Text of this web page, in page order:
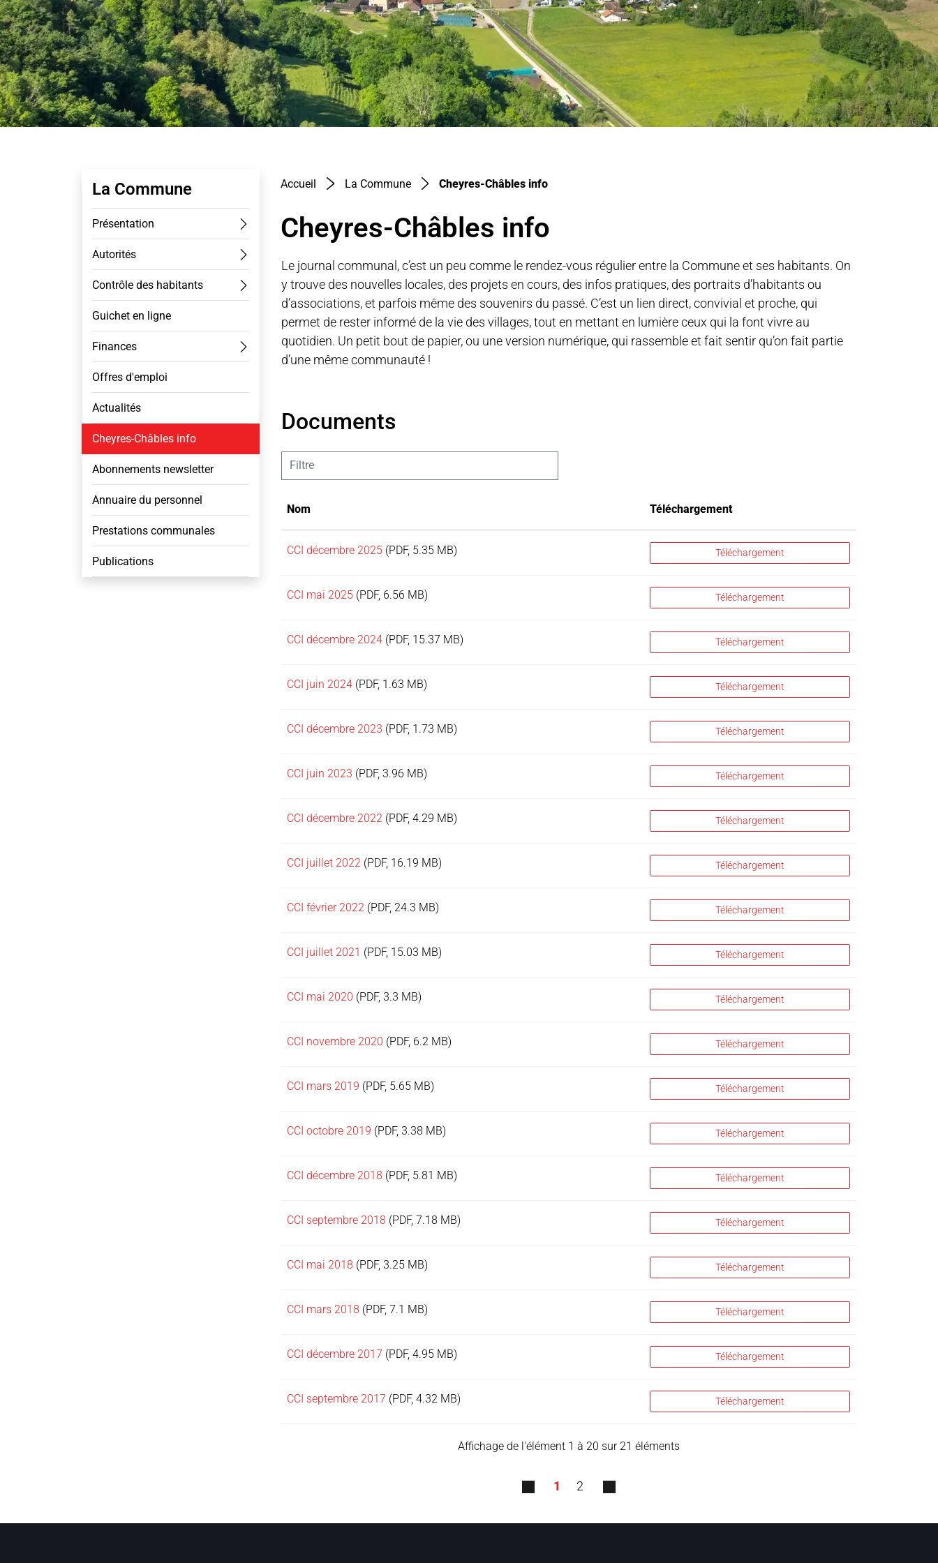
Accueil La Commune Cheyres-Châbles info(sélectionné)
Sous-navigation
La Commune
Présentation
Autorités
Contrôle des habitants
Guichet en ligne
Finances
Offres d'emploi
Actualités
Cheyres-Châbles info
Abonnements newsletter
Annuaire du personnel
Prestations communales
Publications
Cheyres-Châbles info
Le journal communal, c’est un peu comme le rendez-vous régulier entre la Commune et ses habitants. On
y trouve des nouvelles locales, des projets en cours, des infos pratiques, des portraits d’habitants ou
d’associations, et parfois même des souvenirs du passé. C’est un lien direct, convivial et proche, qui
permet de rester informé de la vie des villages, tout en mettant en lumière ceux qui la font vivre au
quotidien. Un petit bout de papier, ou une version numérique, qui rassemble et fait sentir qu’on fait partie
d’une même communauté !
Documents
Filtre
Nom Téléchargement
CCI décembre 2025 (PDF, 5.35 MB) Téléchargement
CCI mai 2025 (PDF, 6.56 MB) Téléchargement
CCI décembre 2024 (PDF, 15.37 MB) Téléchargement
CCI juin 2024 (PDF, 1.63 MB) Téléchargement
CCI décembre 2023 (PDF, 1.73 MB) Téléchargement
CCI juin 2023 (PDF, 3.96 MB) Téléchargement
CCI décembre 2022 (PDF, 4.29 MB) Téléchargement
CCI juillet 2022 (PDF, 16.19 MB) Téléchargement
CCI février 2022 (PDF, 24.3 MB) Téléchargement
CCI juillet 2021 (PDF, 15.03 MB) Téléchargement
CCI mai 2020 (PDF, 3.3 MB) Téléchargement
CCI novembre 2020 (PDF, 6.2 MB) Téléchargement
CCI mars 2019 (PDF, 5.65 MB) Téléchargement
CCI octobre 2019 (PDF, 3.38 MB) Téléchargement
CCI décembre 2018 (PDF, 5.81 MB) Téléchargement
CCI septembre 2018 (PDF, 7.18 MB) Téléchargement
CCI mai 2018 (PDF, 3.25 MB) Téléchargement
CCI mars 2018 (PDF, 7.1 MB) Téléchargement
CCI décembre 2017 (PDF, 4.95 MB) Téléchargement
CCI septembre 2017 (PDF, 4.32 MB) Téléchargement
Affichage de l'élément 1 à 20 sur 21 éléments
1 2